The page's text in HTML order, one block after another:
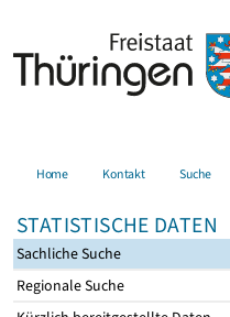
Home Kontakt Suche
STATISTISCHE DATEN
Sachliche Suche
Regionale Suche